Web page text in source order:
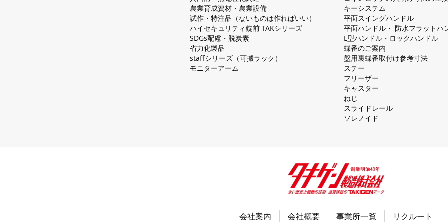
農業育成資材・農業設備
試作・特注品（ないものは作ればいい）
ハイセキュリティ錠前 TAKシリーズ
SDGs配慮・脱炭素
省力化製品
staffシリーズ（可搬ラック）
モニターアーム
キーシステム
平⾯スイングハンドル
平⾯ハンドル・ 防⽔フラットハ
L型ハンドル・ロックハンドル
蝶番のご案内
盤⽤裏蝶番取付け参考⼨法
ステー
フリーザー
キャスター
ねじ
スライドレール
ソレノイド
会社案内 会社概要 事業所一覧 リクルート